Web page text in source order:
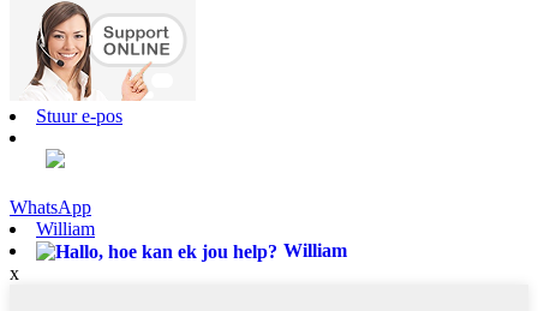
Stuur e-pos
WhatsApp
William
William
x